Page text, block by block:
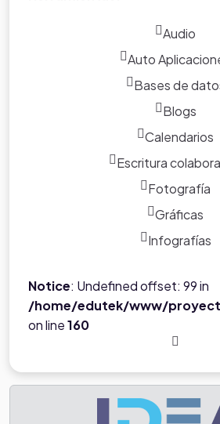
Audio
Auto
Bases de
Blogs
Calendarios
Escritura
Fotografía
Gráficas
Infografías
Notice: Undefined offset: 99 in
/home/edutek/www/
on line160